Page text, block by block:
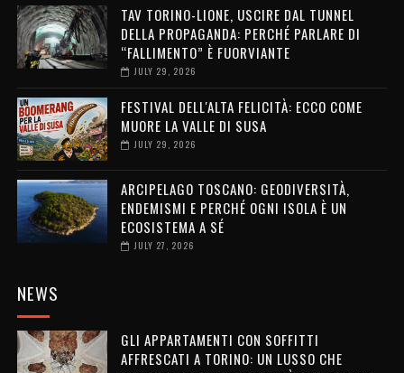
TAV TORINO-LIONE, USCIRE DAL TUNNEL
DELLA PROPAGANDA: PERCHÉ PARLARE DI
“FALLIMENTO” È FUORVIANTE
JULY 29, 2026
FESTIVAL DELL'ALTA FELICITÀ: ECCO COME
MUORE LA VALLE DI SUSA
JULY 29, 2026
ARCIPELAGO TOSCANO: GEODIVERSITÀ,
ENDEMISMI E PERCHÉ OGNI ISOLA È UN
ECOSISTEMA A SÉ
JULY 27, 2026
NEWS
GLI APPARTAMENTI CON SOFFITTI
AFFRESCATI A TORINO: UN LUSSO CHE